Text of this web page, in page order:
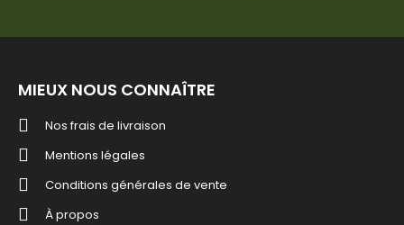
MIEUX NOUS CONNAÎTRE
Nos frais de livraison
Mentions légales
Conditions générales de vente
À propos